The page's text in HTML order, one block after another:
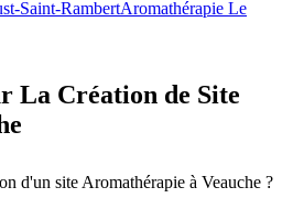
Saint-RambertAromathérapie Le
La Création de Site
d'un site Aromathérapie à Veauche ?